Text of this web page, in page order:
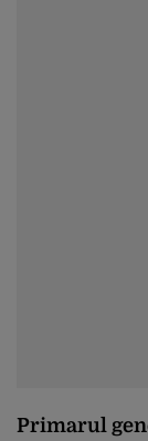
Primarul